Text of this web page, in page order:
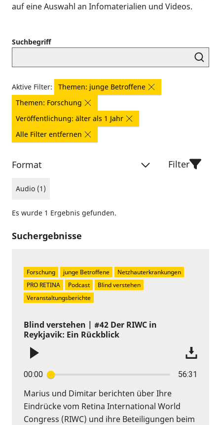
auf eine Auswahl an Infomaterialien und Videos.
Suchbegriff
Aktive Filter:
Themen: junge Betroffene
Themen: Forschung
Veröffentlichung: älter als 1 Jahr
Alle Filter entfernen
Format
Audio (1)
Filter
Es wurde 1 Ergebnis gefunden.
Suchergebnisse
Blind verstehen | #42 Der RIWC in
Reykjavik: Ein Rückblick
00:00 56:31
Marius und Dimitar berichten über Ihre
Eindrücke vom Retina International World
Congress (RIWC) und ihre Beteiligungen beim
Forschung junge Betroffene
Netzhauterkrankungen
PRO RETINA
Podcast
Blind verstehen
Veranstaltungsberichte